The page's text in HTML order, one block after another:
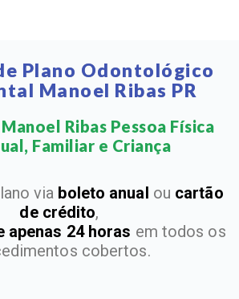
Plano Odontológico
Manoel Ribas PR
Ribas Pessoa Física
Familiar e Criança​
via boleto anual ou cartão
de crédito,
apenas 24 horas em todos os
cobertos.